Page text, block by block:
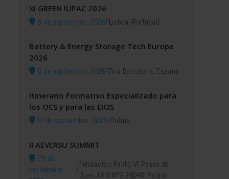
XI GREEN IUPAC 2026
8 de septiembre, 2026/Lisboa (Portugal)
Battery & Energy Storage Tech Europe
2026
8 de septiembre, 2026/Fira Barcelona, España
Itinerario Formativo Especializado para
los OCS y para las EICIS
14 de septiembre, 2026/Online
II AEVERSU SUMMIT
29 de
septiembre,
/
Fundación Pablo VI Paseo de
Juan XXIII Nº3 28040 Madrid